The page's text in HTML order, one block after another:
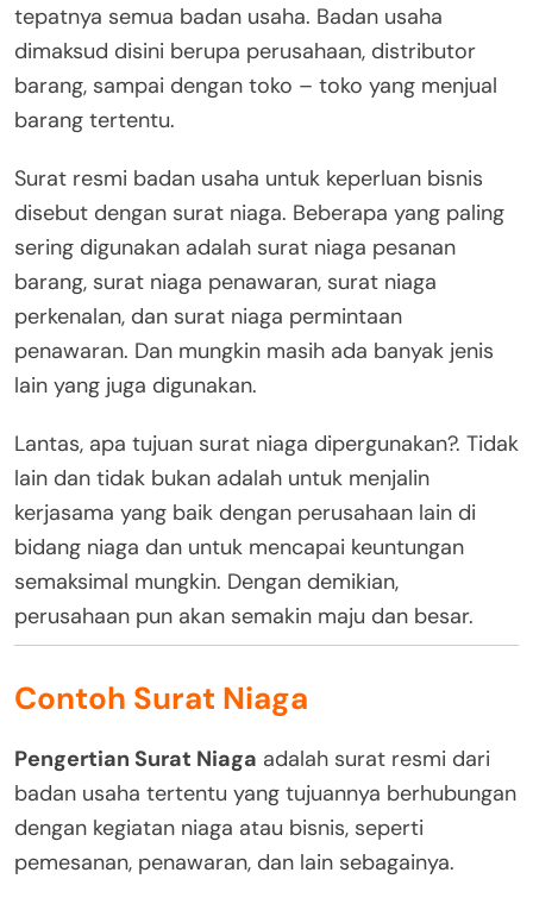
tepatnya semua badan usaha. Badan usaha
dimaksud disini berupa perusahaan, distributor
barang, sampai dengan toko – toko yang menjual
barang tertentu.
Surat resmi badan usaha untuk keperluan bisnis
disebut dengan surat niaga. Beberapa yang paling
sering digunakan adalah surat niaga pesanan
barang, surat niaga penawaran, surat niaga
perkenalan, dan surat niaga permintaan
penawaran. Dan mungkin masih ada banyak jenis
lain yang juga digunakan.
Lantas, apa tujuan surat niaga dipergunakan?. Tidak
lain dan tidak bukan adalah untuk menjalin
kerjasama yang baik dengan perusahaan lain di
bidang niaga dan untuk mencapai keuntungan
semaksimal mungkin. Dengan demikian,
perusahaan pun akan semakin maju dan besar.
Contoh Surat Niaga
Pengertian Surat Niaga adalah surat resmi dari
badan usaha tertentu yang tujuannya berhubungan
dengan kegiatan niaga atau bisnis, seperti
pemesanan, penawaran, dan lain sebagainya.